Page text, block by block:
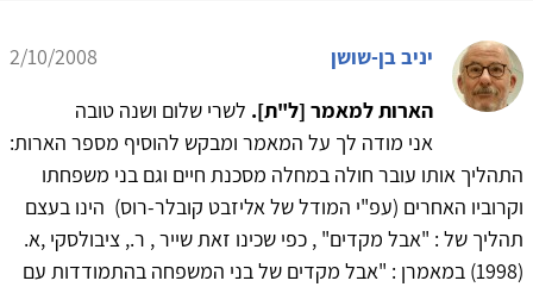
יניב בן-שושן
2/10/2008
הארות למאמר [ל"ת]. לשרי שלום ושנה טובה
אני מודה לך על המאמר ומבקש להוסיף מספר הארות:
התהליך אותו עובר חולה במחלה מסכנת חיים וגם בני משפחתו
וקרוביו האחרים (עפ"י המודל של אליזבט קובלר-רוס) הינו בעצם
תהליך של : "אבל מקדים" , כפי שכינו זאת שייר , ר., ציבולסקי ,א.
(1998) במאמרן : "אבל מקדים של בני המשפחה בהתמודדות עם